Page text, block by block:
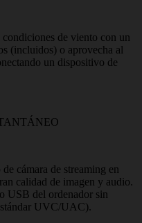
de viento con un
(incluidos) o aprovecha al
un dispositivo de
cámara de streaming en
calidad de imagen y audio.
USB del ordenador sin
UVC/UAC).